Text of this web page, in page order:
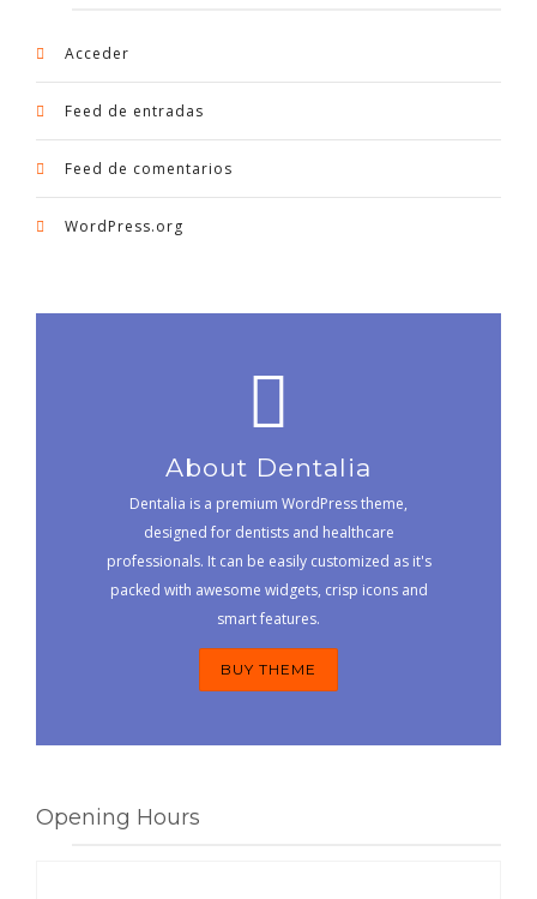
Acceder
Feed de entradas
Feed de comentarios
WordPress.org
About Dentalia
Dentalia is a premium WordPress theme,
designed for dentists and healthcare
professionals. It can be easily customized as it's
packed with awesome widgets, crisp icons and
smart features.
BUY THEME
Opening Hours